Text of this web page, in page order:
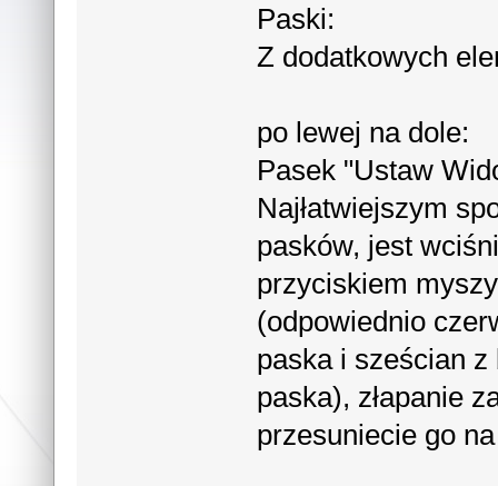
Paski:
Z dodatkowych
po lewej na dole:
Pasek "Ustaw
Najłatwiejszym
pasków, jest
przyciskiem
(odpowiednio
paska i sześcian z
paska), złapanie
przesuniecie go